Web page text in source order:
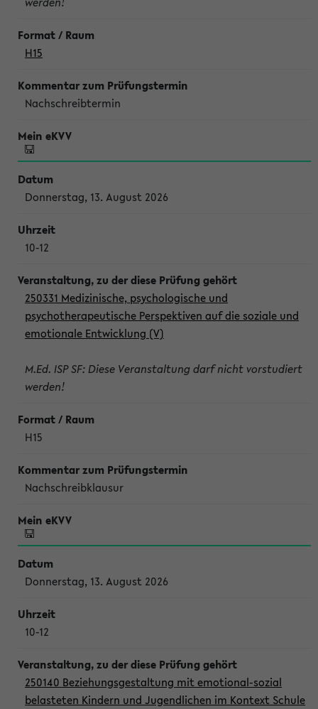
H15
Nachschreibtermin
Donnerstag, 13. August 2026
10-12
250331 Medizinische, psychologische und
psychotherapeutische Perspektiven auf die soziale und
emotionale Entwicklung (V)
M.Ed. ISP SF: Diese Veranstaltung darf nicht vorstudiert
werden!
H15
Nachschreibklausur
Donnerstag, 13. August 2026
10-12
250140 Beziehungsgestaltung mit emotional-sozial
belasteten Kindern und Jugendlichen im Kontext Schule